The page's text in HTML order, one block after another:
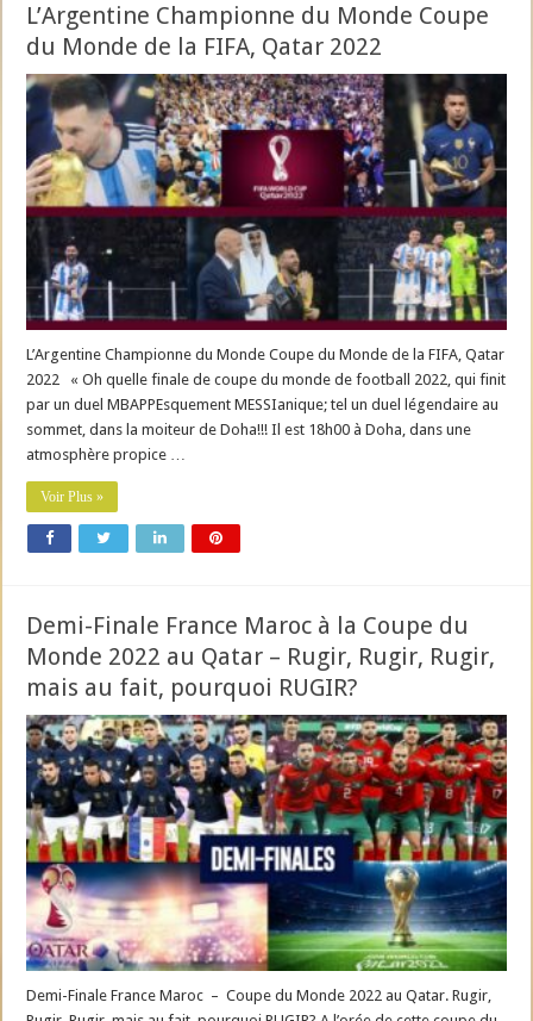
L’Argentine Championne du Monde Coupe
du Monde de la FIFA, Qatar 2022
L’Argentine Championne du Monde Coupe du Monde de la FIFA, Qatar
2022 « Oh quelle finale de coupe du monde de football 2022, qui finit
par un duel MBAPPEsquement MESSIanique; tel un duel légendaire au
sommet, dans la moiteur de Doha!!! Il est 18h00 à Doha, dans une
atmosphère propice …
Voir Plus »
Demi-Finale France Maroc à la Coupe du
Monde 2022 au Qatar – Rugir, Rugir, Rugir,
mais au fait, pourquoi RUGIR?
Demi-Finale France Maroc – Coupe du Monde 2022 au Qatar. Rugir,